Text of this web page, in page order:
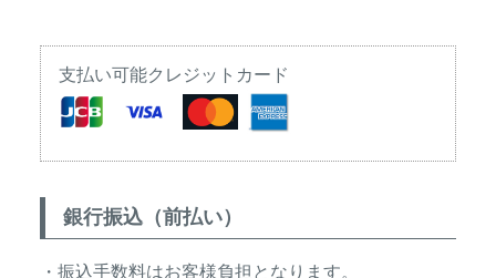
支払い可能クレジットカード
銀行振込（前払い）
・振込手数料はお客様負担となります。
アライグマ対策
クマ対策
イタチ・テン・
マングース対策